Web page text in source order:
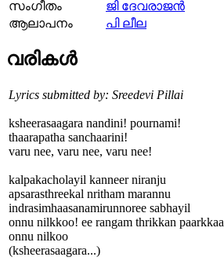
സംഗീതം
ജി ദേവരാജൻ
ആലാപനം
പി ലീല
വരികള്‍
Lyrics submitted by: Sreedevi Pillai
ksheerasaagara nandini! pournami!
thaarapatha sanchaarini!
varu nee, varu nee, varu nee!
kalpakacholayil kanneer niranju
apsarasthreekal nritham marannu
indrasimhaasanamirunnoree sabhayil
onnu nilkkoo! ee rangam thrikkan
onnu nilkoo
(ksheerasaagara...)